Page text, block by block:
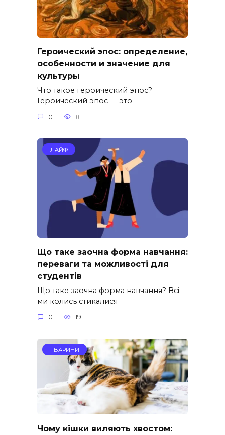
Героический эпос: определение,
особенности и значение для
культуры
Что такое героический эпос?
Героический эпос — это
0 8
ЛАЙФ
Що таке заочна форма навчання:
переваги та можливості для
студентів
Що таке заочна форма навчання? Всі
ми колись стикалися
0 19
ТВАРИНИ
Чому кішки виляють хвостом: